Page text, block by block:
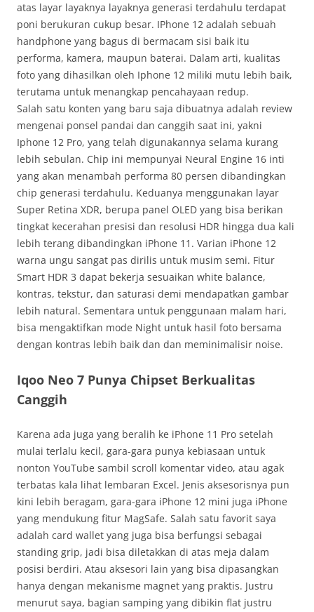
atas layar layaknya layaknya generasi terdahulu terdapat
poni berukuran cukup besar. IPhone 12 adalah sebuah
handphone yang bagus di bermacam sisi baik itu
performa, kamera, maupun baterai. Dalam arti, kualitas
foto yang dihasilkan oleh Iphone 12 miliki mutu lebih baik,
terutama untuk menangkap pencahayaan redup.
Salah satu konten yang baru saja dibuatnya adalah review
mengenai ponsel pandai dan canggih saat ini, yakni
Iphone 12 Pro, yang telah digunakannya selama kurang
lebih sebulan. Chip ini mempunyai Neural Engine 16 inti
yang akan menambah performa 80 persen dibandingkan
chip generasi terdahulu. Keduanya menggunakan layar
Super Retina XDR, berupa panel OLED yang bisa berikan
tingkat kecerahan presisi dan resolusi HDR hingga dua kali
lebih terang dibandingkan iPhone 11. Varian iPhone 12
warna ungu sangat pas dirilis untuk musim semi. Fitur
Smart HDR 3 dapat bekerja sesuaikan white balance,
kontras, tekstur, dan saturasi demi mendapatkan gambar
lebih natural. Sementara untuk penggunaan malam hari,
bisa mengaktifkan mode Night untuk hasil foto bersama
dengan kontras lebih baik dan dan meminimalisir noise.
Iqoo Neo 7 Punya Chipset Berkualitas
Canggih
Karena ada juga yang beralih ke iPhone 11 Pro setelah
mulai terlalu kecil, gara-gara punya kebiasaan untuk
nonton YouTube sambil scroll komentar video, atau agak
terbatas kala lihat lembaran Excel. Jenis aksesorisnya pun
kini lebih beragam, gara-gara iPhone 12 mini juga iPhone
yang mendukung fitur MagSafe. Salah satu favorit saya
adalah card wallet yang juga bisa berfungsi sebagai
standing grip, jadi bisa diletakkan di atas meja dalam
posisi berdiri. Atau aksesori lain yang bisa dipasangkan
hanya dengan mekanisme magnet yang praktis. Justru
menurut saya, bagian samping yang dibikin flat justru